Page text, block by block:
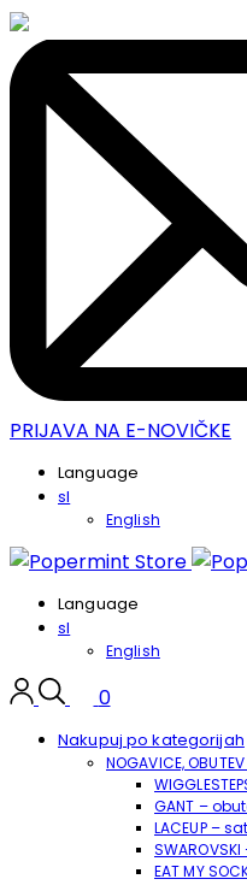
PRIJAVA NA E-NOVIČKE
Language
sl
English
Language
sl
English
0
Nakupuj po kategorijah
NOGAVICE,
GANT –
LACEUP –
EAT MY